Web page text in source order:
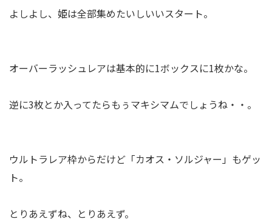
よしよし、姫は全部集めたいしいいスタート。
オーバーラッシュレアは基本的に1ボックスに1枚かな。
逆に3枚とか入ってたらもぅマキシマムでしょうね・・。
ウルトラレア枠からだけど「カオス・ソルジャー」もゲッ
ト。
とりあえずね、とりあえず。